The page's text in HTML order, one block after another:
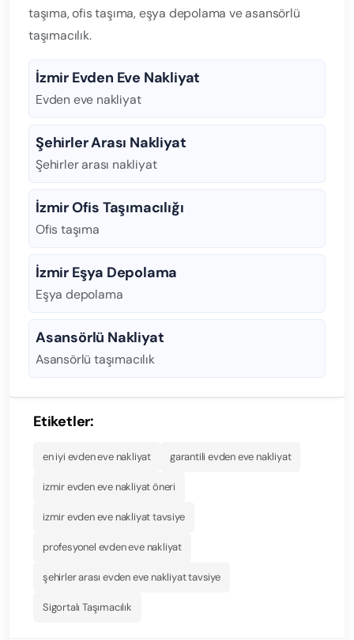
taşıma, ofis taşıma, eşya depolama ve asansörlü
taşımacılık.
İzmir Evden Eve Nakliyat
Evden eve nakliyat
Şehirler Arası Nakliyat
Şehirler arası nakliyat
İzmir Ofis Taşımacılığı
Ofis taşıma
İzmir Eşya Depolama
Eşya depolama
Asansörlü Nakliyat
Asansörlü taşımacılık
Etiketler:
en iyi evden eve nakliyat garantili evden eve nakliyat
izmir evden eve nakliyat öneri
izmir evden eve nakliyat tavsiye
profesyonel evden eve nakliyat
şehirler arası evden eve nakliyat tavsiye
Sigortalı Taşımacılık